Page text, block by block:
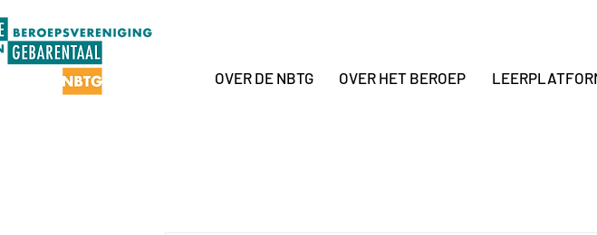
OVER DE NBTG OVER HET BEROEP